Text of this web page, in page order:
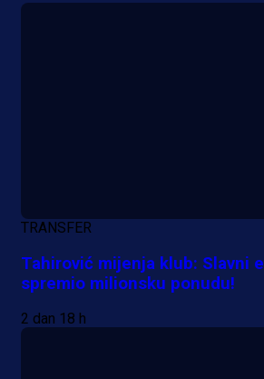
TRANSFER
Tahirović mijenja klub: Slavni
spremio milionsku ponudu!
2 dan 18 h